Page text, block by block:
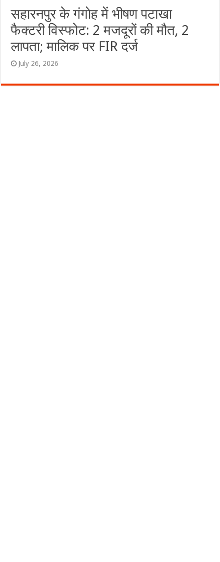
सहारनपुर के गंगोह में भीषण पटाखा
फैक्टरी विस्फोट: 2 मजदूरों की मौत, 2
लापता; मालिक पर FIR दर्ज
July 26, 2026